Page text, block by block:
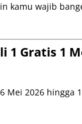
kamu wajib
1 Gratis 1
Mei 2026 hingga